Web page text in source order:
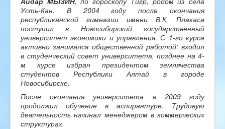
Усть-Кан. В 2004 году после окончания
республиканской гимназии имени В.К. Плакаса
поступил в Новосибирский государственный
университет экономики и управления. С 1-го курса
активно занимался общественной работой: входил
в студенческий совет университета, позднее на 4-
м курсе избран президентом землячества
студентов Республики Алтай в городе
Новосибирске.
После окончания университета в 2009 году
продолжил обучение в аспирантуре. Трудовую
деятельность начинал менеджером в коммерческих
структурах.